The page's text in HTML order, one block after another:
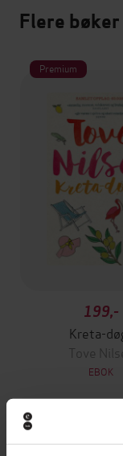
Flere
Premium
199,-
Kreta-
Tove
EBOK